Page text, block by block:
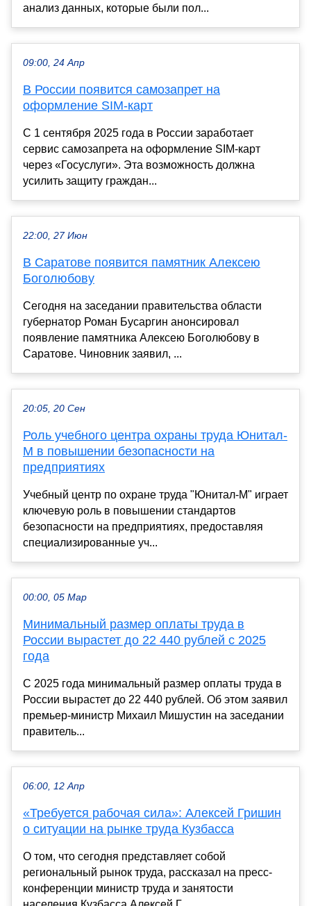
анализ данных, которые были пол...
09:00, 24 Апр
В России появится самозапрет на
оформление SIM-карт
С 1 сентября 2025 года в России заработает
сервис самозапрета на оформление SIM-карт
через «Госуслуги». Эта возможность должна
усилить защиту граждан...
22:00, 27 Июн
В Саратове появится памятник Алексею
Боголюбову
Сегодня на заседании правительства области
губернатор Роман Бусаргин анонсировал
появление памятника Алексею Боголюбову в
Саратове. Чиновник заявил, ...
20:05, 20 Сен
Роль учебного центра охраны труда Юнитал-
М в повышении безопасности на
предприятиях
Учебный центр по охране труда "Юнитал-М" играет
ключевую роль в повышении стандартов
безопасности на предприятиях, предоставляя
специализированные уч...
00:00, 05 Мар
Минимальный размер оплаты труда в
России вырастет до 22 440 рублей с 2025
года
С 2025 года минимальный размер оплаты труда в
России вырастет до 22 440 рублей. Об этом заявил
премьер-министр Михаил Мишустин на заседании
правитель...
06:00, 12 Апр
«Требуется рабочая сила»: Алексей Гришин
о ситуации на рынке труда Кузбасса
О том, что сегодня представляет собой
региональный рынок труда, рассказал на пресс-
конференции министр труда и занятости